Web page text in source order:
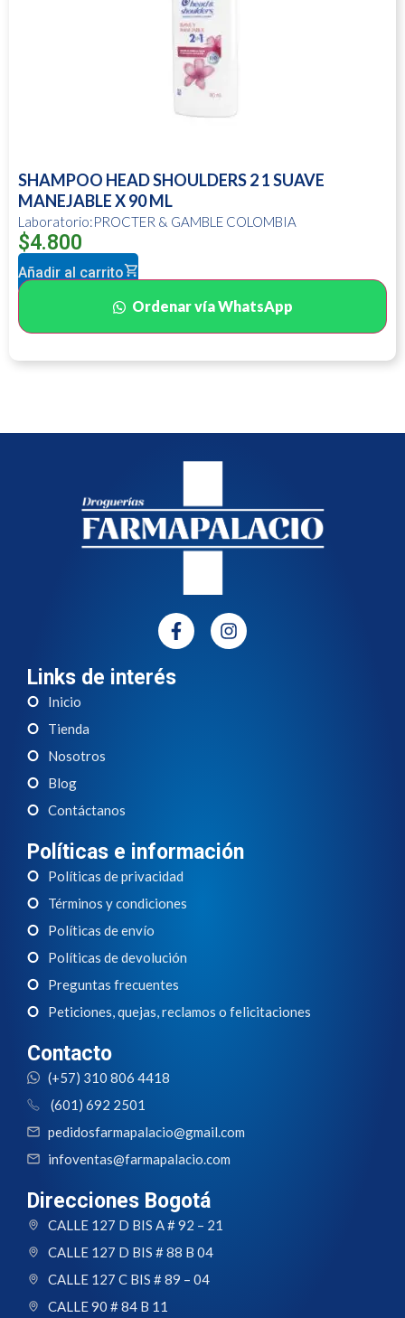
SHAMPOO HEAD SHOULDERS 2 1 SUAVE
MANEJABLE X 90 ML
Laboratorio:PROCTER & GAMBLE COLOMBIA
$4.800
Añadir al carrito
Ordenar vía WhatsApp
Links de interés
Inicio
Tienda
Nosotros
Blog
Contáctanos
Políticas e información
Políticas de privacidad
Términos y condiciones
Políticas de envío
Políticas de devolución
Preguntas frecuentes
Peticiones, quejas, reclamos o felicitaciones
Contacto
(+57) 310 806 4418
(601) 692 2501
pedidosfarmapalacio@gmail.com
infoventas@farmapalacio.com
Direcciones Bogotá
CALLE 127 D BIS A # 92 – 21
CALLE 127 D BIS # 88 B 04
CALLE 127 C BIS # 89 – 04
CALLE 90 # 84 B 11